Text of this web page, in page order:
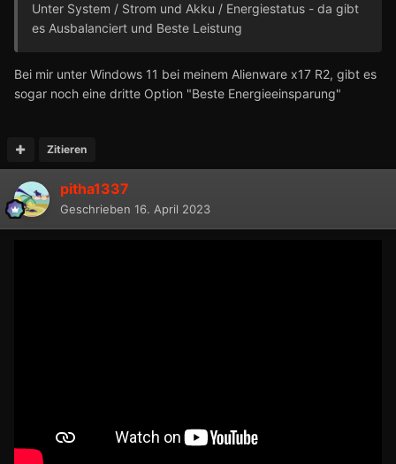
Unter System / Strom und Akku / Energiestatus - da gibt
es Ausbalanciert und Beste Leistung
Bei mir unter Windows 11 bei meinem Alienware x17 R2, gibt es
sogar noch eine dritte Option "Beste Energieeinsparung"
Zitieren
pitha1337
Geschrieben 16. April 2023